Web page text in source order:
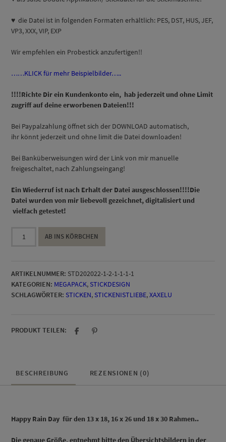
♥ die Datei ist in folgenden Formaten erhältlich: PES, DST, HUS, JEF,
VP3, XXX, VIP, EXP
Wir empfehlen ein Probestick anzufertigen!!
……KLICK für mehr Beispielbilder…..
!!!!Richte Dir ein Kundenkonto ein, hab jederzeit und ohne Limit
zugriff auf deine erworbenen Dateien!!!
Bei Paypalzahlung öffnet sich der DOWNLOAD automatisch,
ihr könnt jederzeit und ohne limit die Datei downloaden!
Bei Banküberweisungen wird der Link von mir manuelle
freigeschaltet, nach Zahlungseingang!
Ein Wiederruf ist nach Erhalt der Datei ausgeschlossen!!!!Die
Datei wurden von mir liebevoll gezeichnet, digitalisiert und
vielfach getestet!
RAINY
Set
Menge
AB INS KÖRBCHEN
ARTIKELNUMMER: STD202022-1-2-1-1-1-1
KATEGORIEN: MEGAPACK, STICKDESIGN
SCHLAGWÖRTER: STICKEN, STICKENISTLIEBE,XAXELU
PRODUKT TEILEN:
BESCHREIBUNG REZENSIONEN (0)
Happy Rain Day für den 13 x 18, 16 x 26 und 18 x 30 Rahmen..
Die genaue Größe, entnehmt bitte den Übersichtsbildern in der